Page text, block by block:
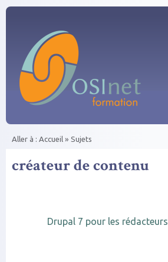
Aller au contenu principal
Aller à : Accueil » Sujets
créateur de contenu
Drupal 7 pour les rédacteurs